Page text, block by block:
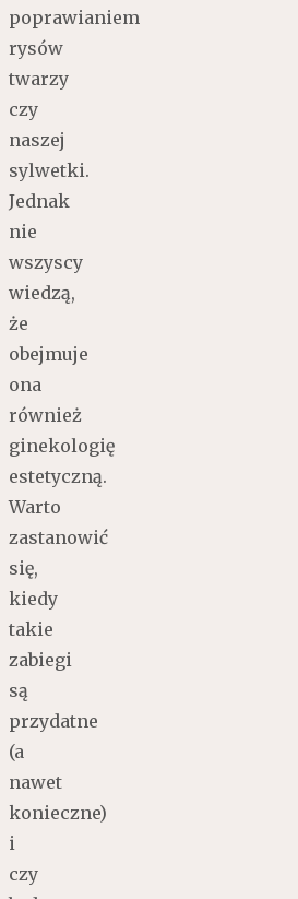
poprawianiem
rysów
twarzy
czy
naszej
sylwetki.
Jednak
nie
wszyscy
wiedzą,
że
obejmuje
ona
również
ginekologię
estetyczną.
Warto
zastanowić
się,
kiedy
takie
zabiegi
są
przydatne
(a
nawet
konieczne)
i
czy